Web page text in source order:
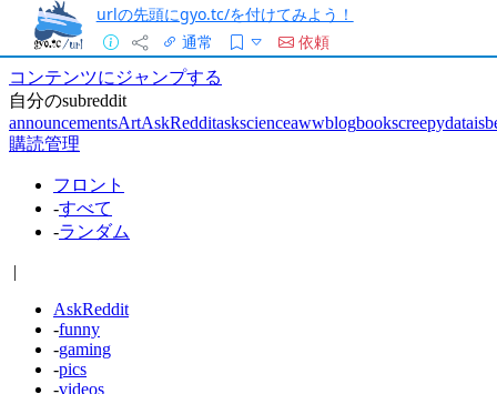
urlの先頭にgyo.tc/を付けてみよう！
通常
依頼